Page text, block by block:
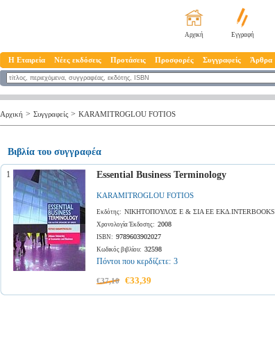
Αρχική Εγγραφή
Η Εταιρεία Νέες εκδόσεις Προτάσεις Προσφορές Συγγραφείς Άρθρα
Αρχική > Συγγραφείς > KARAMITROGLOU FOTIOS
Βιβλία του συγγραφέα
1 Essential Business Terminology
KARAMITROGLOU FOTIOS
Εκδότης: ΝΙΚΗΤΟΠΟΥΛΟΣ Ε & ΣΙΑ ΕΕ ΕΚΔ.INTERBOOKS
Χρονολογία Έκδοσης: 2008
ISBN: 9789603902027
Κωδικός βιβλίου: 32598
Πόντοι που κερδίζετε: 3
€37,10 €33,39